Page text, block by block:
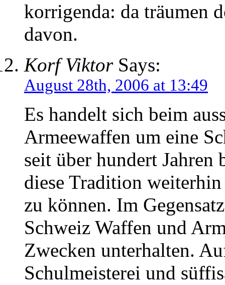
korrigenda: da träumen
davon.
Korf ViktorSays:
August 28th, 2006 at 13:49
Es handelt sich beim
Armeewaffen um eine
seit über hundert Jahren
diese Tradition
zu können. Im
Schweiz Waffen und
Zwecken unterhalten.
Schulmeisterei und